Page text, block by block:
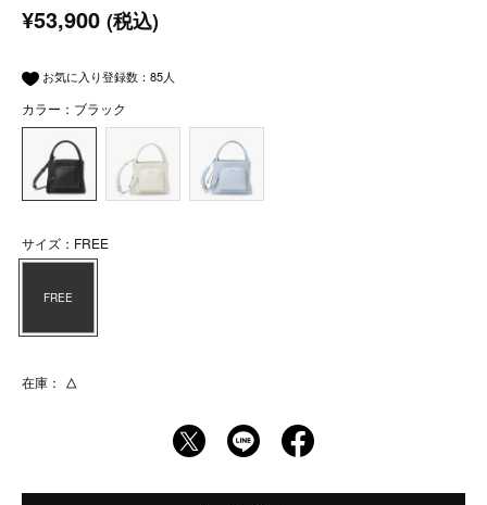
¥53,900 (税込)
お気に入り登録数： 85人
カラー：ブラック
サイズ：FREE
FREE
在庫： △